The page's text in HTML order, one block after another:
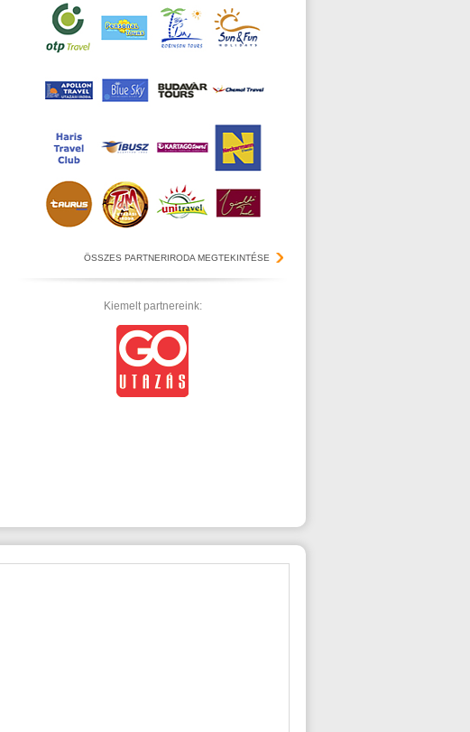
ÖSSZES PARTNERIRODA MEGTEKINTÉSE
Kiemelt partnereink: